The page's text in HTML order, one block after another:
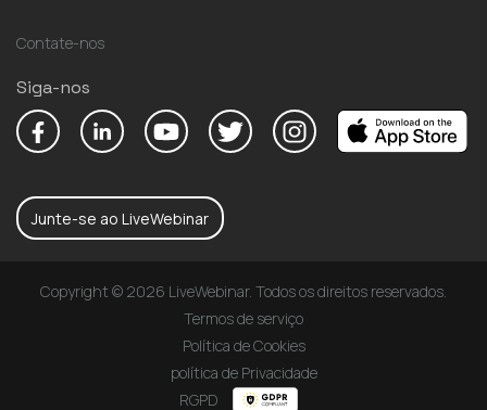
Contate-nos
Siga-nos
Junte-se ao LiveWebinar
Copyright © 2026 LiveWebinar. Todos os direitos reservados.
Termos de serviço
Política de Cookies
política de Privacidade
RGPD